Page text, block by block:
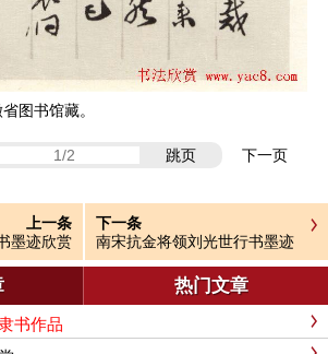
图书馆藏。
跳页 下一页
上一条
墨迹欣赏
久雨帖》
下一条
南宋抗金将领刘光世行书墨迹
《即辰帖》
热门文章
书作品